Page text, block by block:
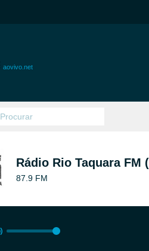
aovivo.net
Rádio Rio Taquara FM
87.9 FM